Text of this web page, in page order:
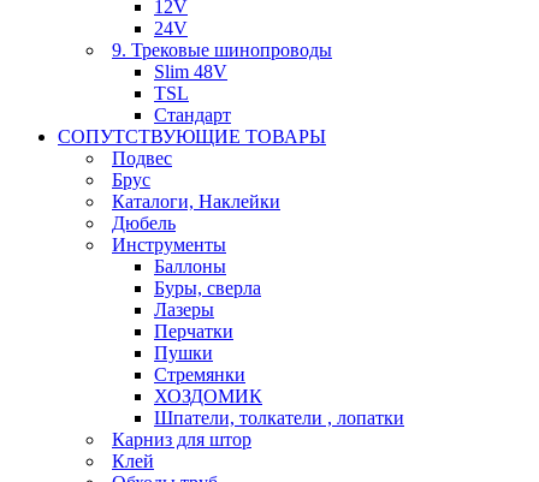
12V
24V
9. Трековые шинопроводы
Slim 48V
TSL
Стандарт
СОПУТСТВУЮЩИЕ ТОВАРЫ
Подвес
Брус
Каталоги, Наклейки
Дюбель
Инструменты
Баллоны
Буры, сверла
Лазеры
Перчатки
Пушки
Стремянки
ХОЗДОМИК
Шпатели, толкатели , лопатки
Карниз для штор
Клей